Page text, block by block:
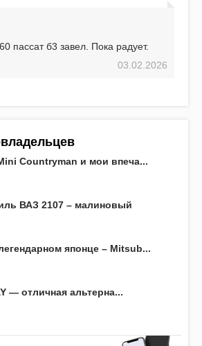
пассат б3 завел. Пока радует.
03.02.2026
Countryman и мои впеча...
ВАЗ 2107 – малиновый
японце – Mitsub...
— отличная альтерна...